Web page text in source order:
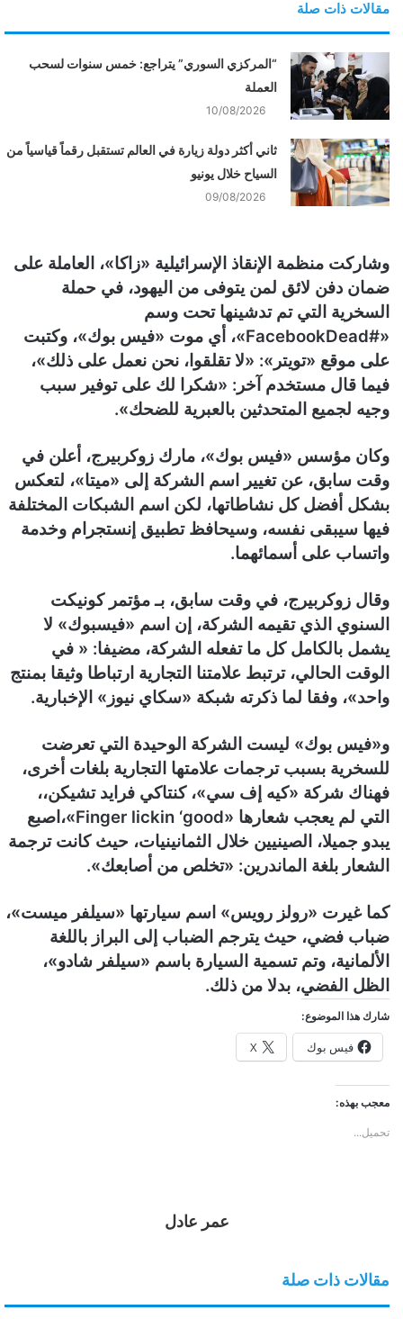
مقالات ذات صلة
“المركزي السوري” يتراجع: خمس سنوات لسحب
العملة
10/08/2026
ثاني أكثر دولة زيارة في العالم تستقبل رقماً قياسياً من
السياح خلال يونيو
09/08/2026
وشاركت منظمة الإنقاذ الإسرائيلية «زاكا»، العاملة على
ضمان دفن لائق لمن يتوفى من اليهود، في حملة
السخرية التي تم تدشينها تحت وسم
«#FacebookDead»، أي موت «فيس بوك»، وكتبت
على موقع «تويتر»: «لا تقلقوا، نحن نعمل على ذلك»،
فيما قال مستخدم آخر: «شكرا لك على توفير سبب
وجيه لجميع المتحدثين بالعبرية للضحك».
وكان مؤسس «فيس بوك»، مارك زوكربيرج، أعلن في
وقت سابق، عن تغيير اسم الشركة إلى «ميتا»، لتعكس
بشكل أفضل كل نشاطاتها، لكن اسم الشبكات المختلفة
فيها سيبقى نفسه، وسيحافظ تطبيق إنستجرام وخدمة
واتساب على أسمائهما.
وقال زوكربيرج، في وقت سابق، بـ مؤتمر كونيكت
السنوي الذي تقيمه الشركة، إن اسم «فيسبوك» لا
يشمل بالكامل كل ما تفعله الشركة، مضيفا: « في
الوقت الحالي، ترتبط علامتنا التجارية ارتباطا وثيقا بمنتج
واحد»، وفقا لما ذكرته شبكة «سكاي نيوز» الإخبارية.
و«فيس بوك» ليست الشركة الوحيدة التي تعرضت
للسخرية بسبب ترجمات علامتها التجارية بلغات أخرى،
فهناك شركة «كيه إف سي»، كنتاكي فرايد تشيكن،،
التي لم يعجب شعارها «Finger lickin ‘good»،اصبع
يبدو جميلا، الصينيين خلال الثمانينيات، حيث كانت ترجمة
الشعار بلغة الماندرين: «تخلص من أصابعك».
كما غيرت «رولز رويس» اسم سيارتها «سيلفر ميست»،
ضباب فضي، حيث يترجم الضباب إلى البراز باللغة
الألمانية، وتم تسمية السيارة باسم «سيلفر شادو»،
الظل الفضي، بدلا من ذلك.
شارك هذا الموضوع:
فيس بوك X
معجب بهذه:
تحميل...
عمر عادل
مقالات ذات صلة